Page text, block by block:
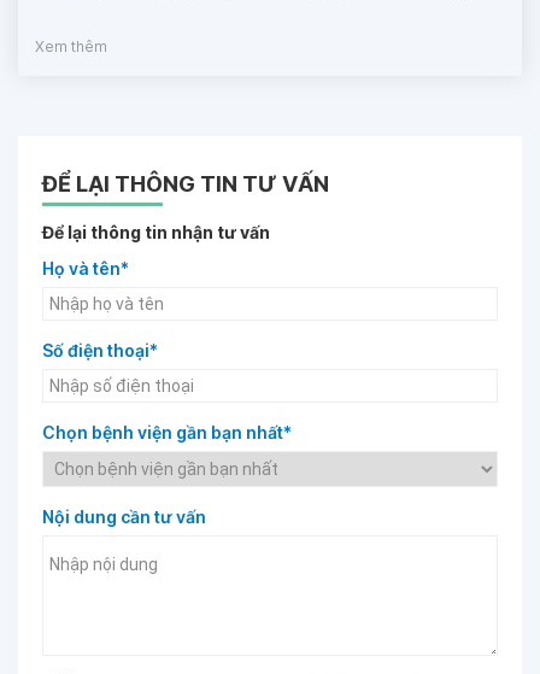
Xem thêm
ĐỂ LẠI THÔNG TIN TƯ VẤN
Để lại thông tin nhận tư vấn
Họ và tên*
Số điện thoại*
Chọn bệnh viện gần bạn nhất*
Nội dung cần tư vấn